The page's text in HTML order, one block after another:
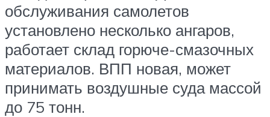
обслуживания самолетов
установлено несколько ангаров,
работает склад горюче-смазочных
материалов. ВПП новая, может
принимать воздушные суда массой
до 75 тонн.